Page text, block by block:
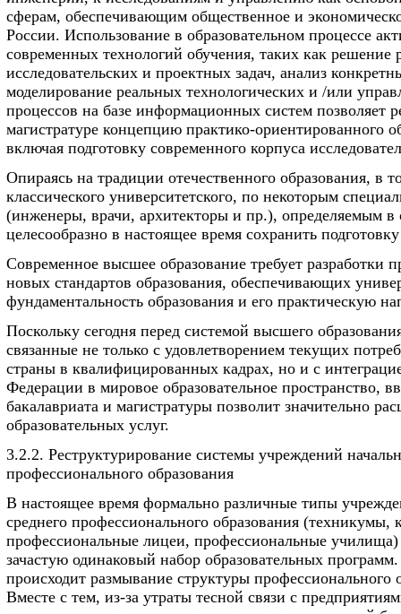
сферам, обеспечивающим общественное и
России. Использование в образовательном процессе
современных технологий обучения, таких как решение
исследовательских и проектных задач, анализ
моделирование реальных технологических и /или
процессов на базе информационных систем позволяет
магистратуре концепцию практико-ориентированного
включая подготовку современного корпуса
Опираясь на традиции отечественного образования, в
классического университетского, по некоторым
(инженеры, врачи, архитекторы и пр.), определяемым в
целесообразно в настоящее время сохранить
Современное высшее образование требует разработки
новых стандартов образования, обеспечивающих
фундаментальность образования и его практическую
Поскольку сегодня перед системой высшего
связанные не только с удовлетворением текущих
страны в квалифицированных кадрах, но и с
Федерации в мировое образовательное пространство,
бакалавриата и магистратуры позволит значительно
образовательных услуг.
3.2.2. Реструктурирование системы учреждений
профессионального образования
В настоящее время формально различные типы
среднего профессионального образования (техникумы,
профессиональные лицеи, профессиональные училища)
зачастую одинаковый набор образовательных
происходит размывание структуры профессионального
Вместе с тем, из-за утраты тесной связи с